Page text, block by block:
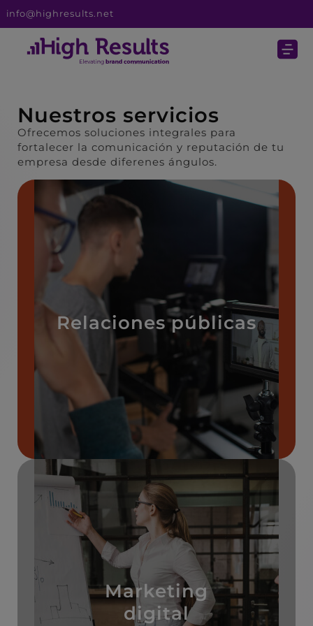
info@highresults.net
Nuestros servicios
Ofrecemos soluciones integrales para
fortalecer la comunicación y reputación de tu
empresa desde diferenes ángulos.
Relaciones públicas
Marketing
digital